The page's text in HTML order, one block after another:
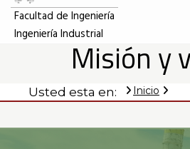
Ingeniería
Industrial
Facultad de Ingeniería
Ingeniería Industrial
Misión y
Usted esta en: Inicio
Servicios
Ningún dato
Mostrando